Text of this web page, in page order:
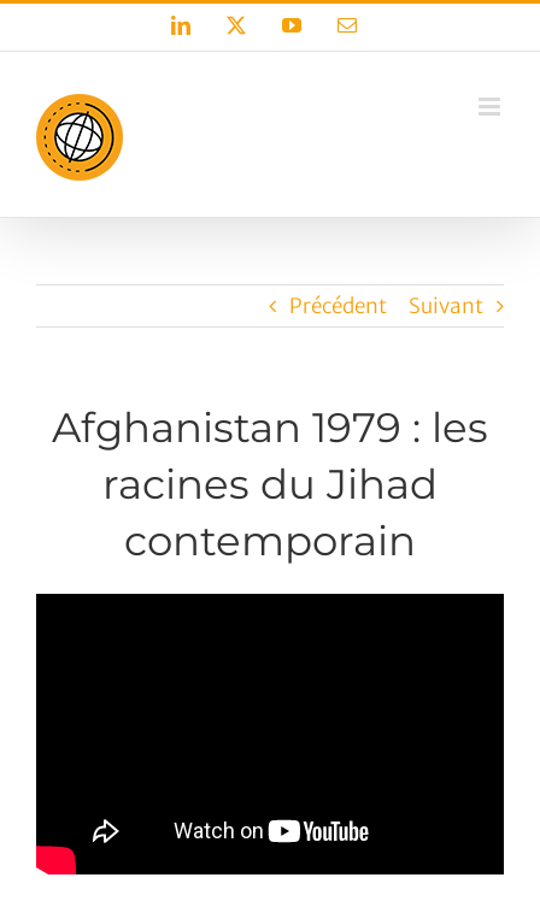
LinkedIn YouTubeEmail
Précédent Suivant
Afghanistan 1979 : les
racines du Jihad
contemporain